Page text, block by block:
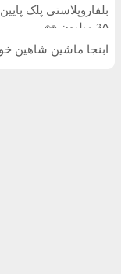
3۵ میلیون 👀
ابنجا ماشین شاهین